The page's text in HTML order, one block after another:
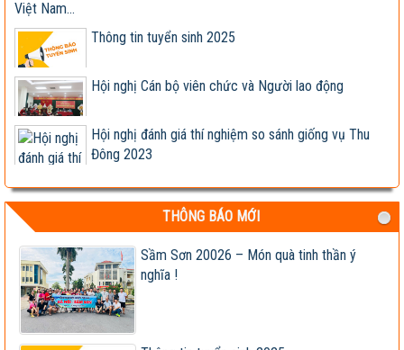
Việt Nam...
Thông tin tuyển sinh 2025
Hội nghị Cán bộ viên chức và Người lao động
Hội nghị đánh giá thí nghiệm so sánh giống vụ Thu
Đông 2023
Giống ngô lai TM181 đóng bắp kín, lõi nhỏ, chịu
bệnh tốt,...
Hợp tác nghiên cứu, phát triển sản xuất và kinh
doanh các...
Lễ ký kết Biên bản ghi nhớ hợp tác nghiên cứu, phát
triển...
Viện khoa học trụ vững trong cơ chế thị trường -
THÔNG BÁO MỚI
Sầm Sơn 20026 – Món quà tinh thần ý
nghĩa !